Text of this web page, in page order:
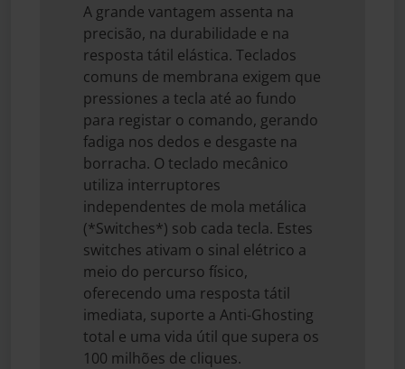
A grande vantagem assenta na
precisão, na durabilidade e na
resposta tátil elástica. Teclados
comuns de membrana exigem que
pressiones a tecla até ao fundo
para registar o comando, gerando
fadiga nos dedos e desgaste na
borracha. O teclado mecânico
utiliza interruptores
independentes de mola metálica
(*Switches*) sob cada tecla. Estes
switches ativam o sinal elétrico a
meio do percurso físico,
oferecendo uma resposta tátil
imediata, suporte a Anti-Ghosting
total e uma vida útil que supera os
100 milhões de cliques.